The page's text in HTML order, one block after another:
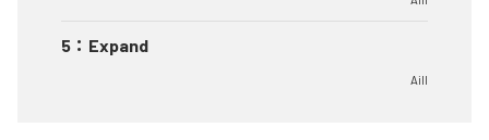
5 ： Expand
Aill